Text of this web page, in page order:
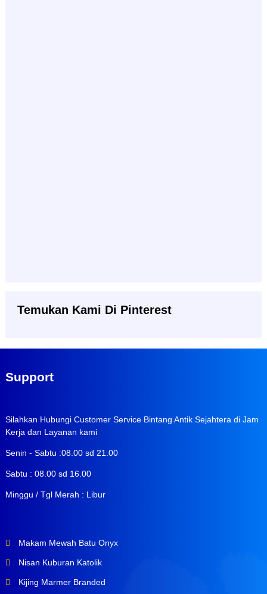
Temukan Kami Di Pinterest
Support
Silahkan Hubungi Customer Service Bintang Antik Sejahtera di Jam
Kerja dan Layanan kami
Senin - Sabtu :08.00 sd 21.00
Sabtu : 08.00 sd 16.00
Minggu / Tgl Merah : Libur
Makam Mewah Batu Onyx
Nisan Kuburan Katolik
Kijing Marmer Branded